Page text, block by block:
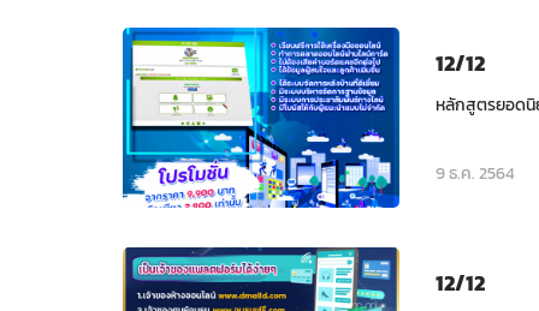
12/12
หลักสูตรยอด
9 ธ.ค. 2564
12/12